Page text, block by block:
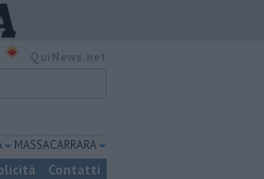
MASSA CARRARA
Contatti